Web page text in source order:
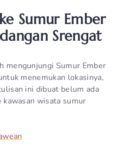
Sumur Ember
Srengat
mengunjungi Sumur Ember
menemukan lokasinya,
ini dibuat belum ada
wisata sumur